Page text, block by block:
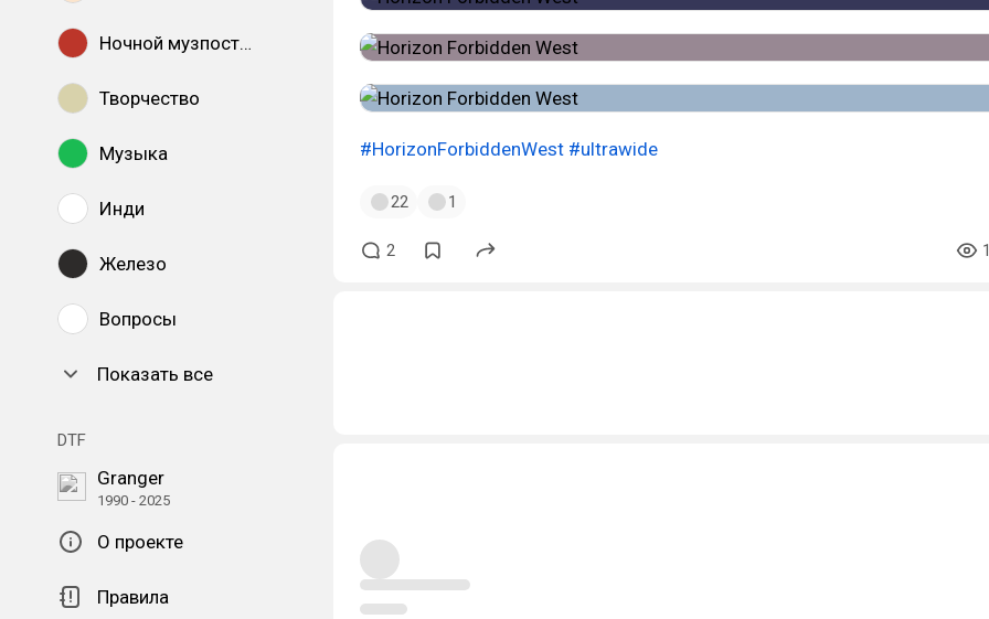
Ночной музпостинг
Творчество
Музыка
Инди
Железо
Вопросы
Показать все
DTF
Granger
1990 - 2025
О проекте
Правила
#HorizonForbiddenWest #ultrawide
22 1
2